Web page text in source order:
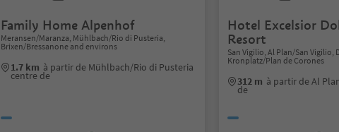
Family Home Alpenhof
Meransen/Maranza, Mühlbach/Rio di Pusteria,
Brixen/Bressanone and environs
1.7 km à partir de Mühlbach/Rio di Pusteria
centre de
Hotel Excelsior
Resort
San Vigilio, Al Plan/San Vigilio,
Kronplatz/Plan de Corones
312 m à partir de Al
de